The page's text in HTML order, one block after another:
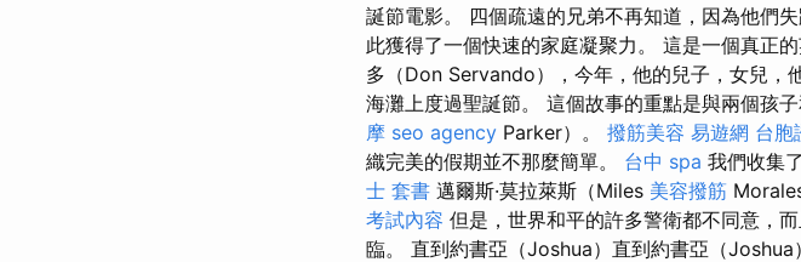
誕節電影。 四個疏遠的兄弟不再知道，因為他們
此獲得了一個快速的家庭凝聚力。 這是一個真正
多（Don Servando），今年，他的兒子，女兒，
海灘上度過聖誕節。 這個故事的重點是與兩個孩
摩 seo agency Parker）。 撥筋美容 易遊網 台胞
織完美的假期並不那麼簡單。 台中 spa 我們收集
士 套書 邁爾斯·莫拉萊斯（Miles 美容撥筋
考試內容 但是，世界和平的許多警衛都不同意，
臨。 直到約書亞（Joshua）直到約書亞（Joshua